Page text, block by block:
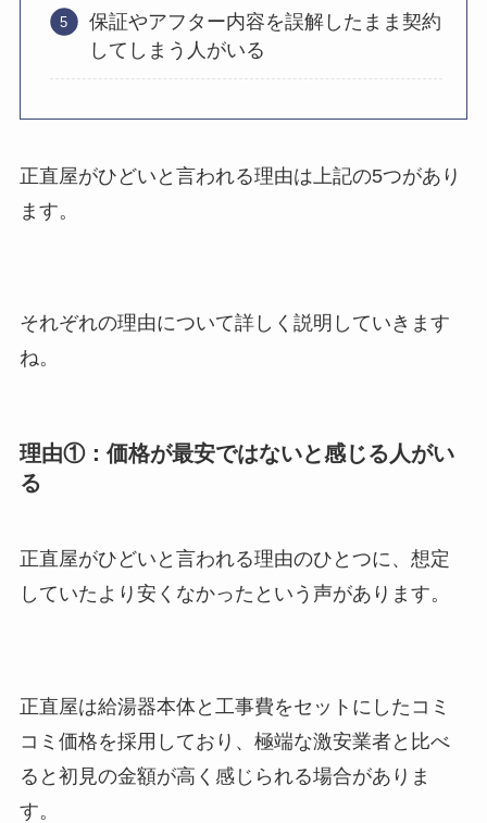
保証やアフター内容を誤解したまま契約
してしまう人がいる
正直屋がひどいと言われる理由は上記の5つがあり
ます。
それぞれの理由について詳しく説明していきます
ね。
理由①：価格が最安ではないと感じる人がい
る
正直屋がひどいと言われる理由のひとつに、想定
していたより安くなかったという声があります。
正直屋は給湯器本体と工事費をセットにしたコミ
コミ価格を採用しており、極端な激安業者と比べ
ると初見の金額が高く感じられる場合がありま
す。